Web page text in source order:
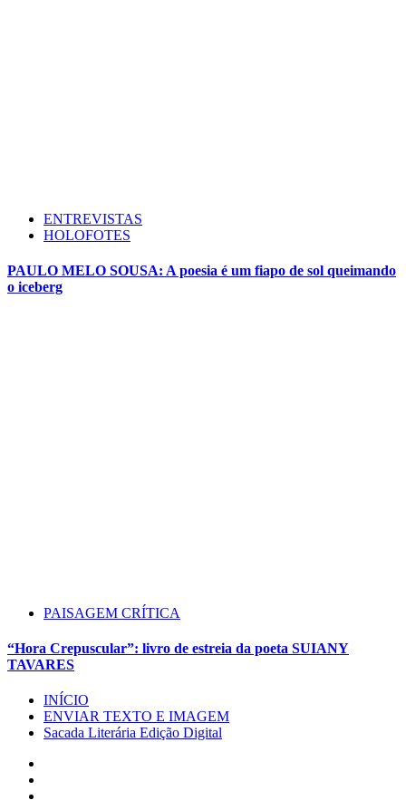
ENTREVISTAS
HOLOFOTES
PAULO MELO SOUSA: A poesia é um fiapo de sol queimando
o iceberg
PAISAGEM CRÍTICA
“Hora Crepuscular”: livro de estreia da poeta SUIANY
TAVARES
INÍCIO
ENVIAR TEXTO E IMAGEM
Sacada Literária Edição Digital